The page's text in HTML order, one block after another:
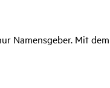
Namensgeber. Mit